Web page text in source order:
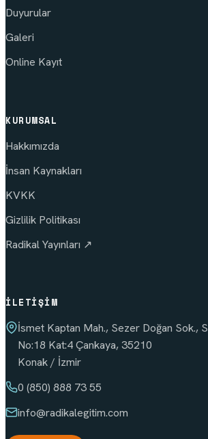
Duyurular
Galeri
Online Kayıt
KURUMSAL
Hakkımızda
İnsan Kaynakları
KVKK
Gizlilik Politikası
Radikal Yayınları ↗
İLETIŞIM
İsmet Kaptan Mah., Sezer Doğan Sok.,
No:18 Kat:4 Çankaya, 35210
Konak / İzmir
0 (850) 888 73 55
info@radikalegitim.com